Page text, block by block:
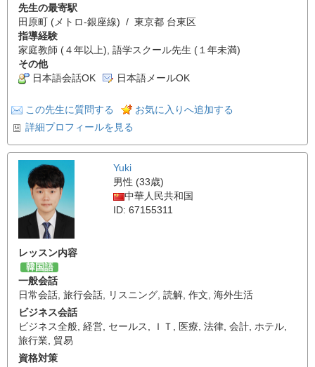
先生の最寄駅
田原町 (メトロ-銀座線) / 東京都 台東区
指導経験
家庭教師 (４年以上), 語学スクール先生 (１年未満)
その他
日本語会話OK
日本語メールOK
この先生に質問する
お気に入りへ追加する
詳細プロフィールを見る
Yuki
男性 (33歳)
中華人民共和国
ID: 67155311
レッスン内容
韓国語
一般会話
日常会話 旅行会話 リスニング 読解 作文 海外生活
ビジネス会話
ビジネス全般 経営 セールス ＩＴ 医療 法律 会計 ホテル
旅行業 貿易
資格対策